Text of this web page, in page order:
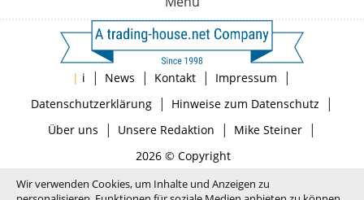
| i | News | Kontakt | Impressum |
Datenschutzerklärung| Hinweise zum Datenschutz |
Über uns | Unsere Redaktion | Mike Steiner|
2026 © Copyright
Wir verwenden Cookies, um Inhalte und Anzeigen zu